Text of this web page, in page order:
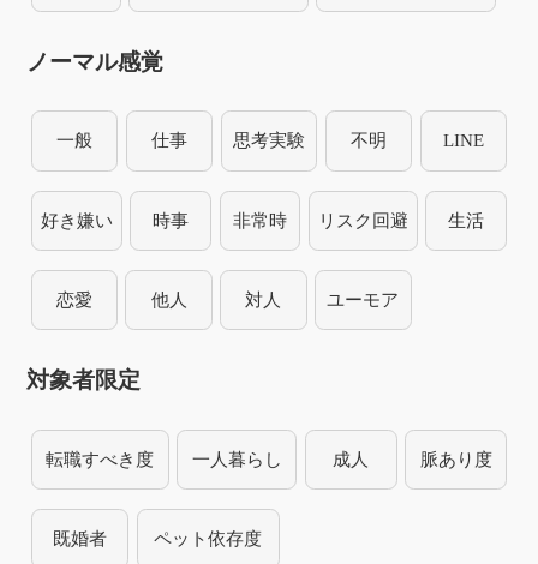
ノーマル感覚
一般 仕事 思考実験 不明 LINE
好き嫌い 時事 非常時 リスク回避 生活
恋愛 他人 対人 ユーモア
対象者限定
転職すべき度 一人暮らし 成人 脈あり度
既婚者 ペット依存度